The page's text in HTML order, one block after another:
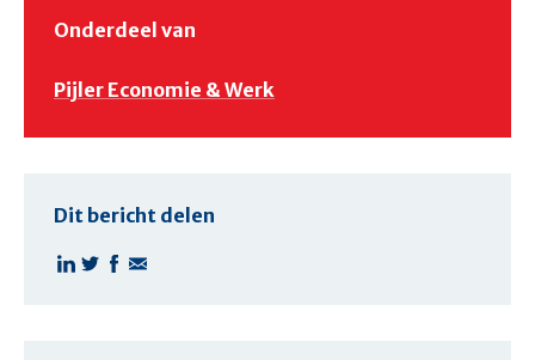
Onderdeel van
Pijler Economie & Werk
Dit bericht delen